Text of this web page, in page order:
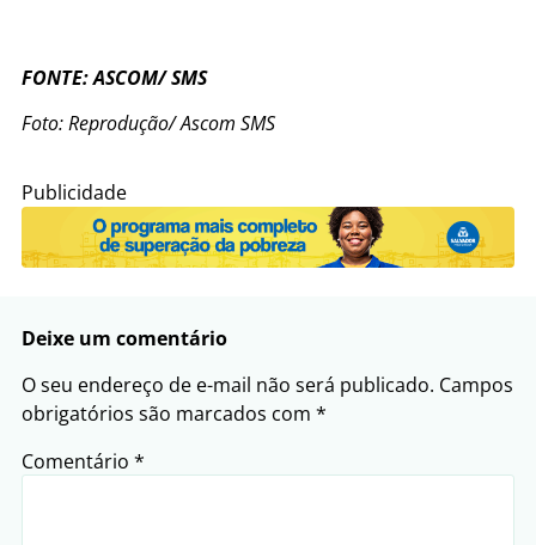
FONTE: ASCOM/ SMS
Foto: Reprodução/ Ascom SMS
Publicidade
Deixe um comentário
O seu endereço de e-mail não será publicado. Campos
obrigatórios são marcados com *
Comentário *